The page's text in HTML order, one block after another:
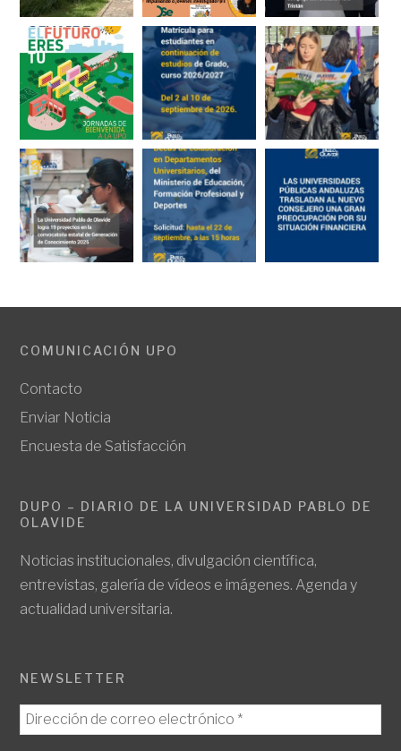
COMUNICACIÓN UPO
Contacto
Enviar Noticia
Encuesta de Satisfacción
DUPO – DIARIO DE LA UNIVERSIDAD PABLO DE
OLAVIDE
Noticias institucionales, divulgación científica,
entrevistas, galería de vídeos e imágenes. Agenda y
actualidad universitaria.
NEWSLETTER